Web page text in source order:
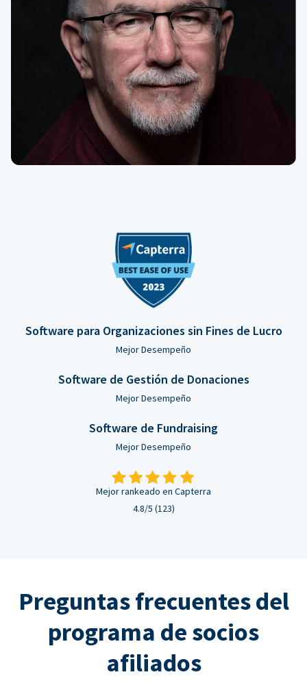
Software para Organizaciones sin Fines de Lucro
Mejor Desempeño
Software de Gestión de Donaciones
Mejor Desempeño
Software de Fundraising
Mejor Desempeño
Mejor rankeado en Capterra
4.8/5 (123)
Preguntas frecuentes del
programa de socios
afiliados